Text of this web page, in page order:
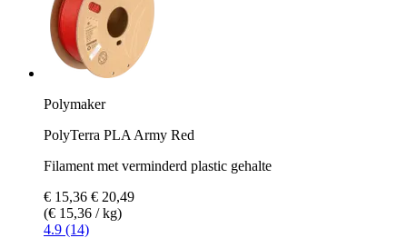
Polymaker
PolyTerra PLA Army Red
Filament met verminderd plastic gehalte
€ 15,36 € 20,49
(€ 15,36 / kg)
4.9 (14)